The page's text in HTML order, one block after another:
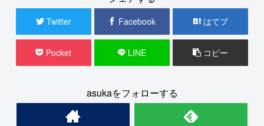
Twitter Facebook はてブ
Pocket LINE コピー
asukaをフォローする